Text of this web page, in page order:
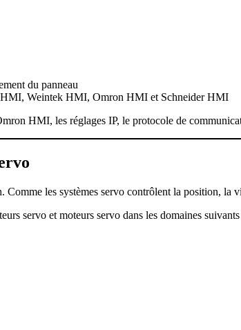
du panneau
Weintek HMI, Omron HMI et Schneider HMI
HMI, les réglages IP, le protocole de
les systèmes servo contrôlent la position,
servo et moteurs servo dans les domaines suivants